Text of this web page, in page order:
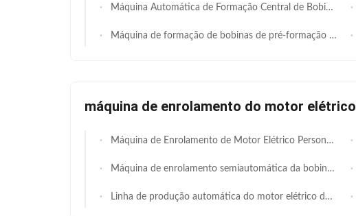
Máquina Automática de Formação Central de Bobina de Estator Após Lacing SMT - ZJ160
Máquina de formação de bobinas de pré-formação com estator I.D Φ50-120 mm O.D Φ80-160 mm e faixa de altura da pilha 40-150 mm
máquina de enrolamento do motor elétrico
Máquina de Enrolamento de Motor Elétrico Personalizada, Máquina de Enrolamento de Alternador
Máquina de enrolamento semiautomática da bobina para o motor elétrico
Linha de produção automática do motor elétrico do rotor da máquina de enrolamento da armadura